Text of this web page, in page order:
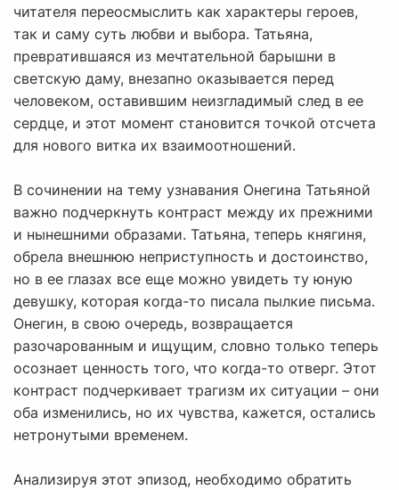
читателя переосмыслить как характеры героев,
так и саму суть любви и выбора. Татьяна,
превратившаяся из мечтательной барышни в
светскую даму, внезапно оказывается перед
человеком, оставившим неизгладимый след в ее
сердце, и этот момент становится точкой отсчета
для нового витка их взаимоотношений.
В сочинении на тему узнавания Онегина Татьяной
важно подчеркнуть контраст между их прежними
и нынешними образами. Татьяна, теперь княгиня,
обрела внешнюю неприступность и достоинство,
но в ее глазах все еще можно увидеть ту юную
девушку, которая когда-то писала пылкие письма.
Онегин, в свою очередь, возвращается
разочарованным и ищущим, словно только теперь
осознает ценность того, что когда-то отверг. Этот
контраст подчеркивает трагизм их ситуации – они
оба изменились, но их чувства, кажется, остались
нетронутыми временем.
Анализируя этот эпизод, необходимо обратить